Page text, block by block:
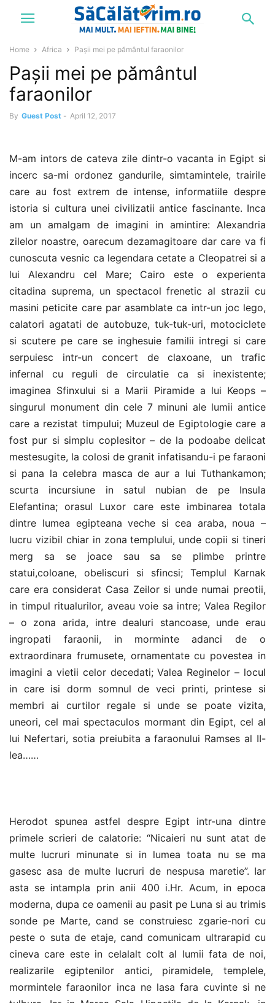
Home Africa Pașii mei pe pământul faraonilor
Pașii mei pe pământul
faraonilor
By Guest Post - April 12, 2017
M-am intors de cateva zile dintr-o vacanta in Egipt si
incerc sa-mi ordonez gandurile, simtamintele, trairile
care au fost extrem de intense, informatiile despre
istoria si cultura unei civilizatii antice fascinante. Inca
am un amalgam de imagini in amintire: Alexandria
zilelor noastre, oarecum dezamagitoare dar care va fi
cunoscuta vesnic ca legendara cetate a Cleopatrei si a
lui Alexandru cel Mare; Cairo este o experienta
citadina suprema, un spectacol frenetic al strazii cu
masini peticite care par asamblate ca intr-un joc lego,
calatori agatati de autobuze, tuk-tuk-uri, motociclete
si scutere pe care se inghesuie familii intregi si care
serpuiesc intr-un concert de claxoane, un trafic
infernal cu reguli de circulatie ca si inexistente;
imaginea Sfinxului si a Marii Piramide a lui Keops –
singurul monument din cele 7 minuni ale lumii antice
care a rezistat timpului; Muzeul de Egiptologie care a
fost pur si simplu coplesitor – de la podoabe delicat
mestesugite, la colosi de granit infatisandu-i pe faraoni
si pana la celebra masca de aur a lui Tuthankamon;
scurta incursiune in satul nubian de pe Insula
Elefantina; orasul Luxor care este imbinarea totala
dintre lumea egipteana veche si cea araba, noua –
lucru vizibil chiar in zona templului, unde copii si tineri
merg sa se joace sau sa se plimbe printre
statui,coloane, obeliscuri si sfincsi; Templul Karnak
care era considerat Casa Zeilor si unde numai preotii,
in timpul ritualurilor, aveau voie sa intre; Valea Regilor
– o zona arida, intre dealuri stancoase, unde erau
ingropati faraonii, in morminte adanci de o
extraordinara frumusete, ornamentate cu povestea in
imagini a vietii celor decedati; Valea Reginelor – locul
in care isi dorm somnul de veci printi, printese si
membri ai curtilor regale si unde se poate vizita,
uneori, cel mai spectaculos mormant din Egipt, cel al
lui Nefertari, sotia preiubita a faraonului Ramses al II-
lea……
Herodot spunea astfel despre Egipt intr-una dintre
primele scrieri de calatorie: “Nicaieri nu sunt atat de
multe lucruri minunate si in lumea toata nu se ma
gasesc asa de multe lucruri de nespusa maretie”. Iar
asta se intampla prin anii 400 i.Hr. Acum, in epoca
moderna, dupa ce oamenii au pasit pe Luna si au trimis
sonde pe Marte, cand se construiesc zgarie-nori cu
peste o suta de etaje, cand comunicam ultrarapid cu
cineva care este in celalalt colt al lumii fata de noi,
realizarile egiptenilor antici, piramidele, templele,
mormintele faraonilor inca ne lasa fara cuvinte si ne